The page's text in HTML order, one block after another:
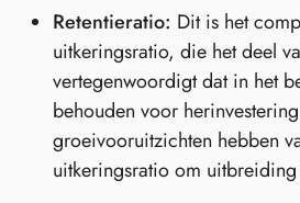
Retentieratio: Dit is het
uitkeringsratio, die het deel
vertegenwoordigt dat in het
behouden voor
groeivooruitzichten hebben
uitkeringsratio om